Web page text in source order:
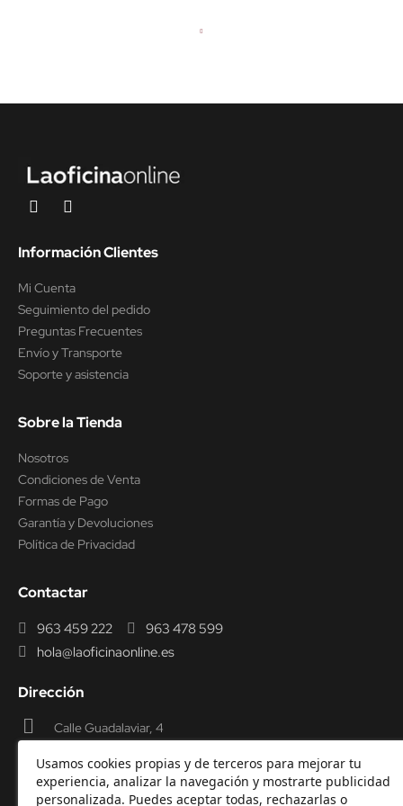
Usamos cookies propias y de terceros para mejorar tu
experiencia, analizar la navegación y mostrarte publicidad
personalizada. Puedes aceptar todas, rechazarlas o
Información Clientes
Mi Cuenta
Seguimiento del pedido
Preguntas Frecuentes
Envío y Transporte
Soporte y asistencia
Sobre la Tienda
Nosotros
Condiciones de Venta
Formas de Pago
Garantía y Devoluciones
Política de Privacidad
Contactar
963 459 222
963 478 599
hola@laoficinaonline.es
Dirección
Calle Guadalaviar, 4